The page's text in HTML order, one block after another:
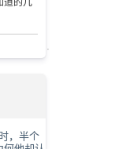
道的几
，半个